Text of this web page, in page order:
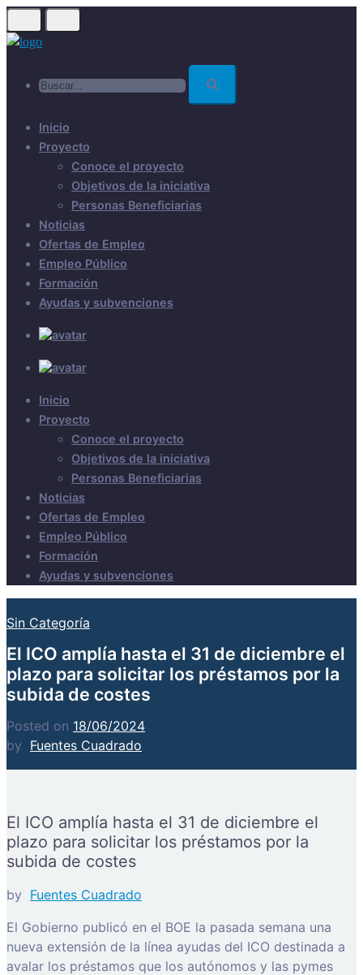
Skip
to
Inicio
Proyecto
Conoce el proyecto
Objetivos de la iniciativa
Personas Beneficiarias
Noticias
Ofertas de Empleo
Empleo Público
Formación
Ayudas y subvenciones
Inicio
Proyecto
Conoce el proyecto
Objetivos de la iniciativa
Personas Beneficiarias
Noticias
Ofertas de Empleo
Empleo Público
Formación
Ayudas y subvenciones
Sin Categoría
El ICO amplía hasta el 31 de diciembre el
plazo para solicitar los préstamos por la
subida de costes
Posted on 18/06/2024
by Fuentes Cuadrado
El ICO amplía hasta el 31 de diciembre el
plazo para solicitar los préstamos por la
subida de costes
by Fuentes Cuadrado
El Gobierno publicó en el BOE la pasada semana una
nueva extensión de la línea ayudas del ICO destinada a
avalar los préstamos que los autónomos y las pymes